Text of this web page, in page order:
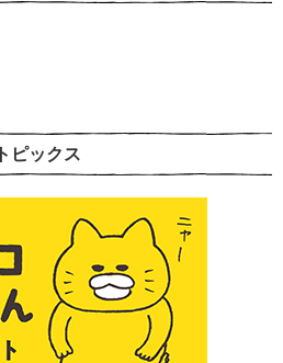
トピックス